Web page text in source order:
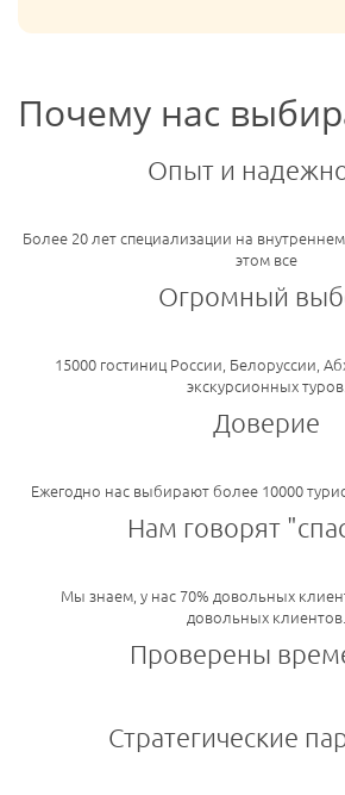
Почему нас
Опыт и
Более 20 лет специализации на
этом все
Огромный
15000 гостиниц России, Белоруссии,
экскурсионных
Доверие
Ежегодно нас выбирают более 10000
Нам говорят
Мы знаем, у нас 70% довольных
довольных клиентов.
Проверены
Стратегические